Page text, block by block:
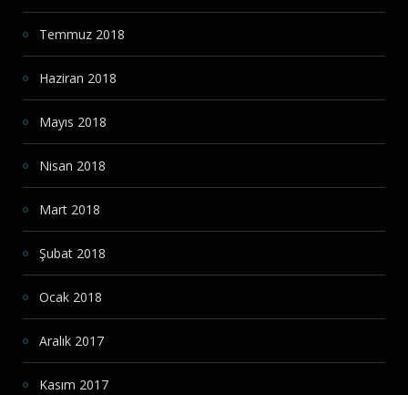
Temmuz 2018
Haziran 2018
Mayıs 2018
Nisan 2018
Mart 2018
Şubat 2018
Ocak 2018
Aralık 2017
Kasım 2017